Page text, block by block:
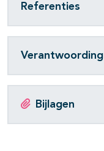
Referenties
Verantwoording
Bijlagen